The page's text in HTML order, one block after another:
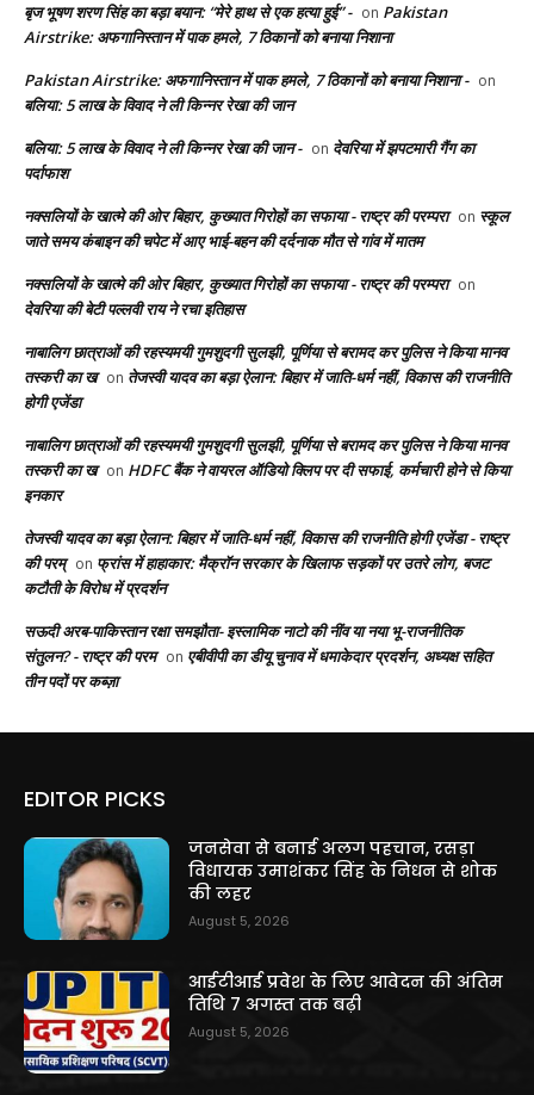
बृज भूषण शरण सिंह का बड़ा बयान: “मेरे हाथ से एक हत्या हुई” - on Pakistan
Airstrike: अफगानिस्तान में पाक हमले, 7 ठिकानों को बनाया निशाना
Pakistan Airstrike: अफगानिस्तान में पाक हमले, 7 ठिकानों को बनाया निशाना - on
बलिया: 5 लाख के विवाद ने ली किन्नर रेखा की जान
बलिया: 5 लाख के विवाद ने ली किन्नर रेखा की जान - on देवरिया में झपटमारी गैंग का
पर्दाफाश
नक्सलियों के खात्मे की ओर बिहार, कुख्यात गिरोहों का सफाया - राष्ट्र की परम्परा on स्कूल
जाते समय कंबाइन की चपेट में आए भाई-बहन की दर्दनाक मौत से गांव में मातम
नक्सलियों के खात्मे की ओर बिहार, कुख्यात गिरोहों का सफाया - राष्ट्र की परम्परा on
देवरिया की बेटी पल्लवी राय ने रचा इतिहास
नाबालिग छात्राओं की रहस्यमयी गुमशुदगी सुलझी, पूर्णिया से बरामद कर पुलिस ने किया मानव
तस्करी का ख on तेजस्वी यादव का बड़ा ऐलान: बिहार में जाति-धर्म नहीं, विकास की राजनीति
होगी एजेंडा
नाबालिग छात्राओं की रहस्यमयी गुमशुदगी सुलझी, पूर्णिया से बरामद कर पुलिस ने किया मानव
तस्करी का ख on HDFC बैंक ने वायरल ऑडियो क्लिप पर दी सफाई, कर्मचारी होने से किया
इनकार
तेजस्वी यादव का बड़ा ऐलान: बिहार में जाति-धर्म नहीं, विकास की राजनीति होगी एजेंडा - राष्ट्र
की परम् on फ्रांस में हाहाकार: मैक्रॉन सरकार के खिलाफ सड़कों पर उतरे लोग, बजट
कटौती के विरोध में प्रदर्शन
सऊदी अरब-पाकिस्तान रक्षा समझौता- इस्लामिक नाटो की नींव या नया भू-राजनीतिक
संतुलन? - राष्ट्र की परम on एबीवीपी का डीयू चुनाव में धमाकेदार प्रदर्शन, अध्यक्ष सहित
तीन पदों पर कब्ज़ा
EDITOR PICKS
जनसेवा से बनाई अलग पहचान, रसड़ा
विधायक उमाशंकर सिंह के निधन से शोक
की लहर
August 5, 2026
आईटीआई प्रवेश के लिए आवेदन की अंतिम
तिथि 7 अगस्त तक बढ़ी
August 5, 2026